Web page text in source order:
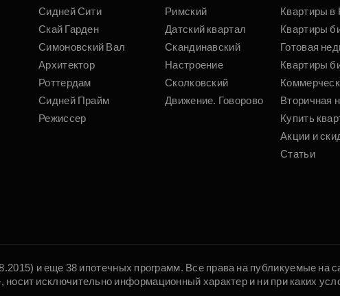
Сидней Сити
Скай Гарден
Симоновский Вал
Архитектор
Роттердам
Сидней Прайм
Режиссер
Римский
Датский квартал
Скандинавский
Настроение
Сколковский
Движение. Говорово
Квартиры в
Квартиры
Готовая
Квартиры
Вторичная
Купить
Акции и
Статьи
и еще 38 ипотечных программ. Все права на публикуемые
исключительно информационный характер и ни при каких